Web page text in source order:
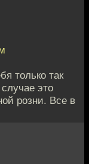
только так
это
розни. Все в